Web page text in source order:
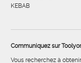
KEBAB
Communiquez sur
Vous recherchez à